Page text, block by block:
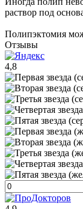
раствор под
Полипэктомия
Отзывы
4,8